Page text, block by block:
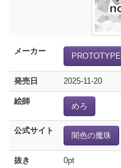
メーカー
PROTOTYPE
発売日 2025-11-20
絵師
めろ
公式サイト
闇色の魔珠
抜き 0pt